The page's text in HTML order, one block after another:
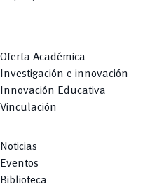
Fechas clave
Elecciones representantes
17 de julio, 2026
Oferta Académica
Investigación e innovación
Innovación Educativa
Vinculación
Noticias
Eventos
Biblioteca